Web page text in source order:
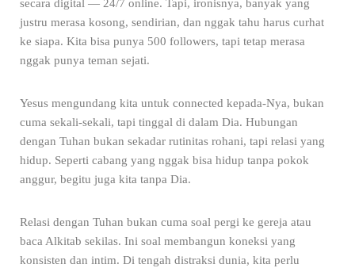
secara digital — 24/7 online. Tapi, ironisnya, banyak yang
justru merasa kosong, sendirian, dan nggak tahu harus curhat
ke siapa. Kita bisa punya 500 followers, tapi tetap merasa
nggak punya teman sejati.
Yesus mengundang kita untuk connected kepada-Nya, bukan
cuma sekali-sekali, tapi tinggal di dalam Dia. Hubungan
dengan Tuhan bukan sekadar rutinitas rohani, tapi relasi yang
hidup. Seperti cabang yang nggak bisa hidup tanpa pokok
anggur, begitu juga kita tanpa Dia.
Relasi dengan Tuhan bukan cuma soal pergi ke gereja atau
baca Alkitab sekilas. Ini soal membangun koneksi yang
konsisten dan intim. Di tengah distraksi dunia, kita perlu